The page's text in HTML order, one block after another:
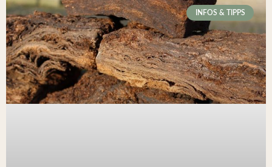
INFOS & TIPPS